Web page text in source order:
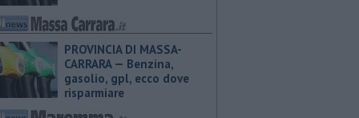
PROVINCIA DI MASSA-
CARRARA — ​Benzina,
gasolio, gpl, ecco dove
risparmiare